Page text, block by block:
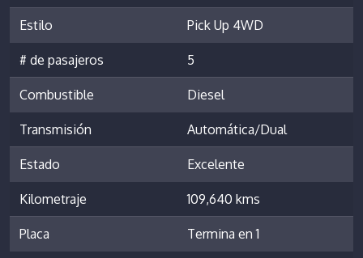
Estilo Pick Up 4WD
# de pasajeros 5
Combustible Diesel
Transmisión Automática/Dual
Estado Excelente
Kilometraje 109,640 kms
Placa Termina en 1